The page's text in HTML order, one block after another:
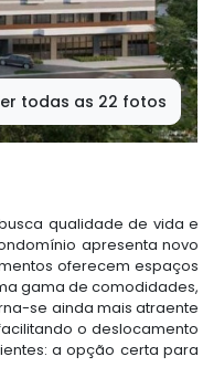
todas as 22 fotos
qualidade de vida e
apresenta novo
oferecem espaços
gama de comodidades,
se ainda mais atraente
o deslocamento
a opção certa para